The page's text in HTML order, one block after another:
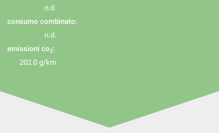
n.d.
consumo combinato:
n.d.
emissioni co2:
202.0 g/km